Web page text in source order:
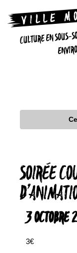
CULTURE EN SOUS-
SOIRÉE
3
3€